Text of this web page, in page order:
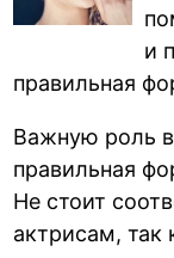
и
правильная
Важную роль в
правильная
Не стоит
актрисам, так